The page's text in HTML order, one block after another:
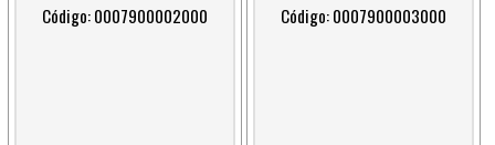
Código: 0007900002000 Código: 0007900003000